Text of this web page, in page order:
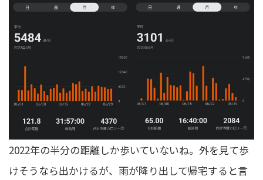
2022年の半分の距離しか歩いていないね。外を見て歩
けそうなら出かけるが、雨が降り出して帰宅すると言